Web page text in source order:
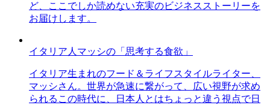
ど、ここでしか読めない充実のビジネスストーリーを
お届けします。
イタリア人マッシの「思考する食欲」
イタリア生まれのフード＆ライフスタイルライター、
マッシさん。世界が急速に繋がって、広い視野が求め
られるこの時代に、日本人とはちょっと違う視点で日